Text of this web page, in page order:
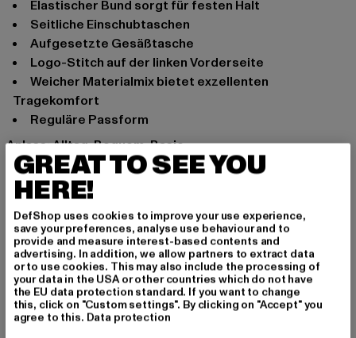
Elastischer Bund sorgt für festen Halt
Seitliche Einschubtaschen
Aufgesetzte Gesäßtasche
Logo-Stitch auf der linken Vorderseite
Weicher Materialmix bietet exzellenten
Tragekomfort
Reguläre Passform
Anlass: Alltag, Bequem, Basic
Marke: adidas
Kat.: Denim Shorts
Farbe: schwarz
Hersteller Farbe: black melange
Materialzusammensetzung: 70% Baumwolle, 30%
Polyester
Art.Nr: GN4330-00620
Hersteller: Adidas AG |
GREAT TO SEE YOU
HERE!
DefShop uses cookies to improve your use experience,
save your preferences, analyse use behaviour and to
provide and measure interest-based contents and
advertising. In addition, we allow partners to extract data
or to use cookies. This may also include the processing of
your data in the USA or other countries which do not have
the EU data protection standard. If you want to change
this, click on "Custom settings". By clicking on "Accept" you
agree to this. Data protection